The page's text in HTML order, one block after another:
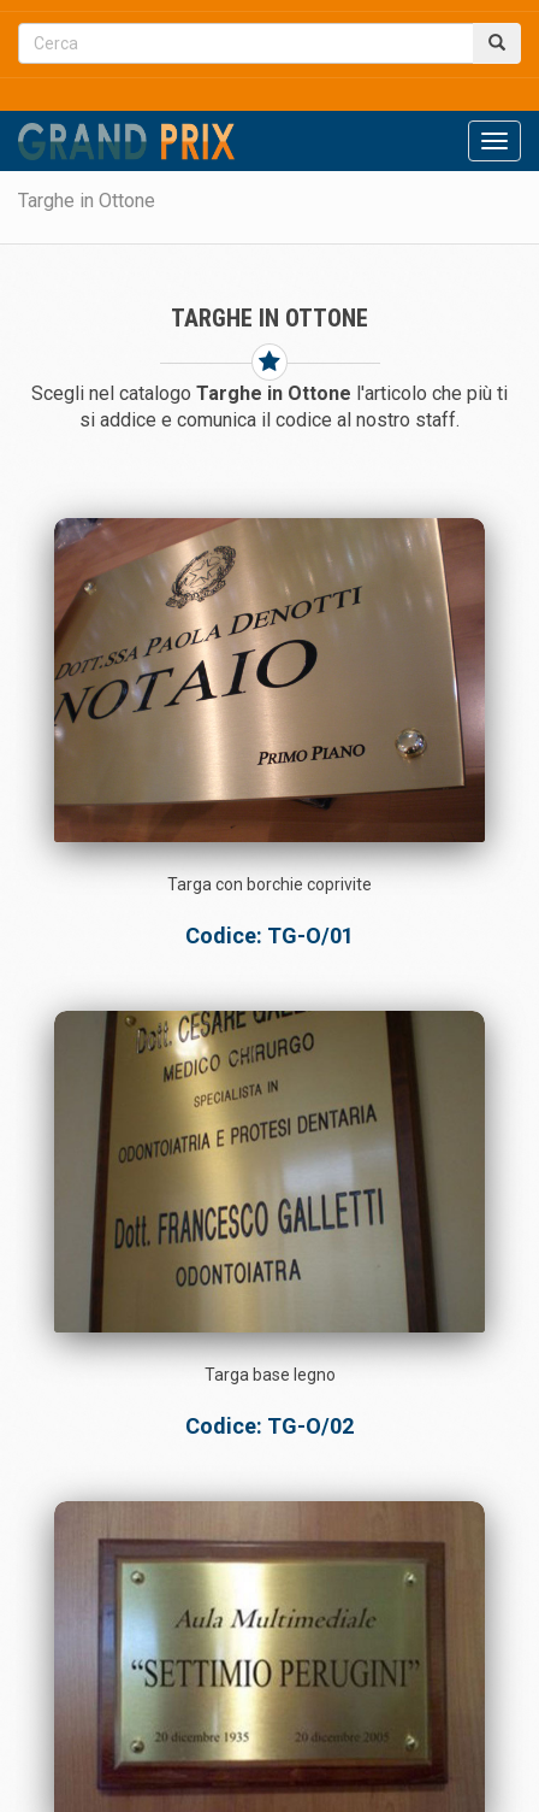
Menu
Targhe in Ottone
TARGHE IN OTTONE
Scegli nel catalogo Targhe in Ottone l'articolo che più ti
si addice e comunica il codice al nostro staff.
Targa con borchie coprivite
Codice: TG-O/01
Targa base legno
Codice: TG-O/02